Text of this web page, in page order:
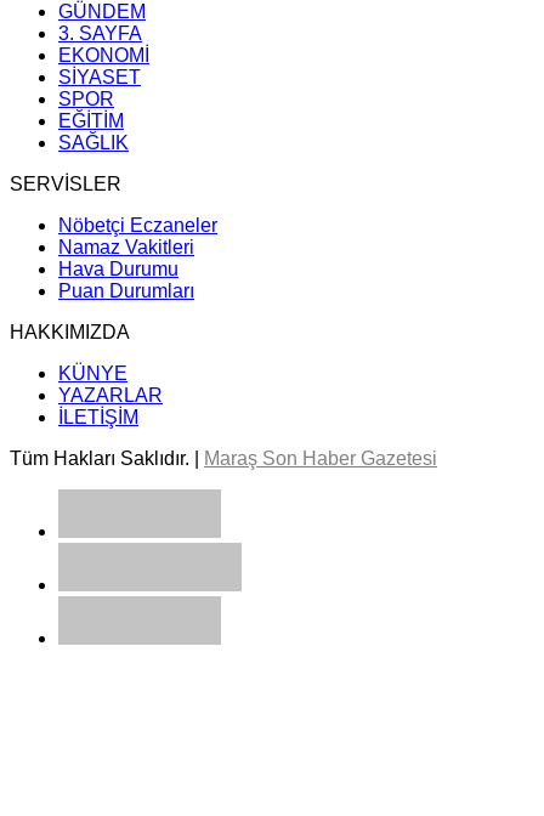
GÜNDEM
3. SAYFA
EKONOMİ
SİYASET
SPOR
EĞİTİM
SAĞLIK
SERVİSLER
Nöbetçi Eczaneler
Namaz Vakitleri
Hava Durumu
Puan Durumları
HAKKIMIZDA
KÜNYE
YAZARLAR
İLETİŞİM
Tüm Hakları Saklıdır. |
Maraş Son Haber Gazetesi